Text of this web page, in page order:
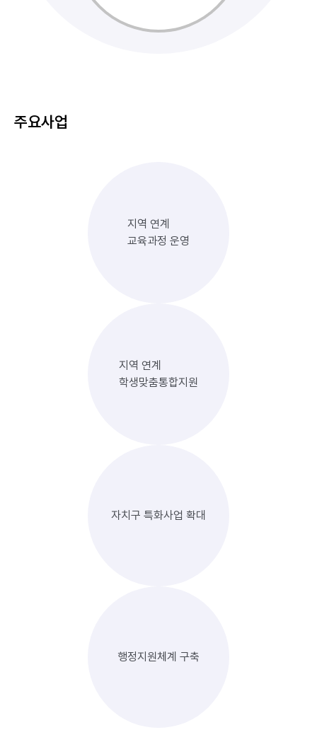
주요사업
지역 연계
교육과정 운영
지역 연계
학생맞춤통합지원
자치구 특화사업 확대
행정지원체계 구축